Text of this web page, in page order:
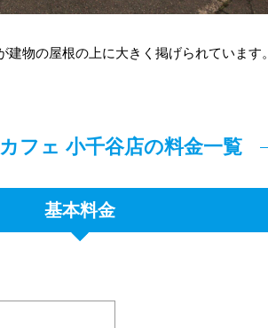
建物の屋根の上に大きく掲げられています。
フェ 小千谷店の料金一覧
基本料金